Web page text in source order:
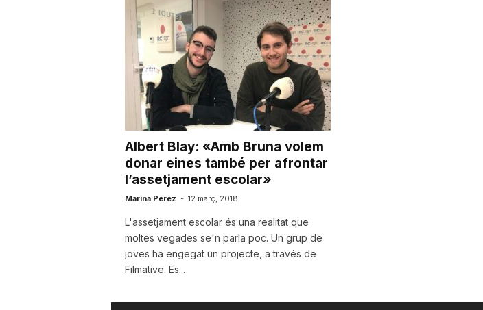
a
r
a
g
o
Albert Blay: «Amb Bruna volem
donar eines també per afrontar
l’assetjament escolar»
Marina Pérez - 12 març, 2018
L'assetjament escolar és una realitat que
moltes vegades se'n parla poc. Un grup de
joves ha engegat un projecte, a través de
Filmative. Es...